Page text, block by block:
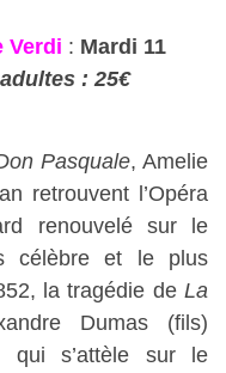
Verdi : Mardi 11
: 25€
Pasquale, Amelie
retrouvent l’Opéra
renouvelé sur le
célèbre et le plus
la tragédie de La
Dumas (fils)
qui s’attèle sur le